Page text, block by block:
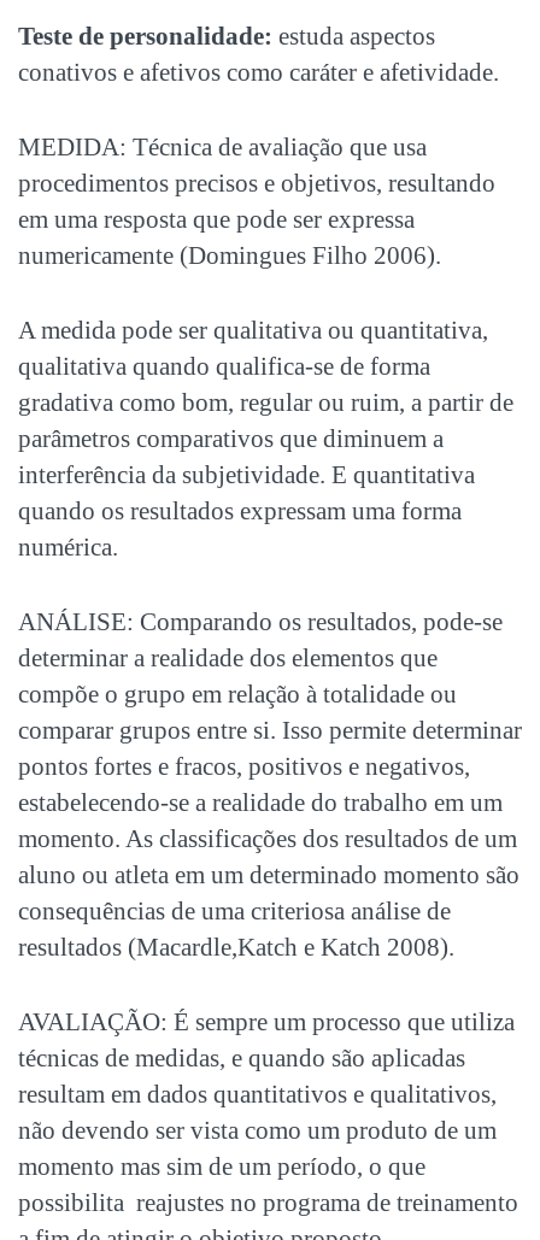
Teste de personalidade: estuda aspectos
conativos e afetivos como caráter e afetividade.
MEDIDA: Técnica de avaliação que usa
procedimentos precisos e objetivos, resultando
em uma resposta que pode ser expressa
numericamente (Domingues Filho 2006).
A medida pode ser qualitativa ou quantitativa,
qualitativa quando qualifica-se de forma
gradativa como bom, regular ou ruim, a partir de
parâmetros comparativos que diminuem a
interferência da subjetividade. E quantitativa
quando os resultados expressam uma forma
numérica.
ANÁLISE: Comparando os resultados, pode-se
determinar a realidade dos elementos que
compõe o grupo em relação à totalidade ou
comparar grupos entre si. Isso permite determinar
pontos fortes e fracos, positivos e negativos,
estabelecendo-se a realidade do trabalho em um
momento. As classificações dos resultados de um
aluno ou atleta em um determinado momento são
consequências de uma criteriosa análise de
resultados (Macardle,Katch e Katch 2008).
AVALIAÇÃO: É sempre um processo que utiliza
técnicas de medidas, e quando são aplicadas
resultam em dados quantitativos e qualitativos,
não devendo ser vista como um produto de um
momento mas sim de um período, o que
possibilita reajustes no programa de treinamento